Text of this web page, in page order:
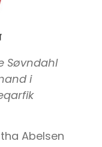
Søvndahl
i
Abelsen